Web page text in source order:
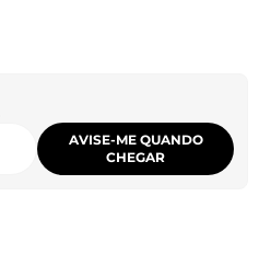
AVISE-ME QUANDO
CHEGAR